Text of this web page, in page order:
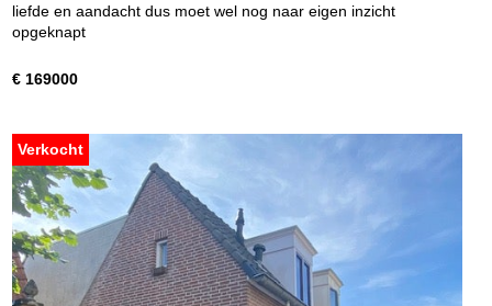
liefde en aandacht dus moet wel nog naar eigen inzicht
opgeknapt
€ 169000
Verkocht